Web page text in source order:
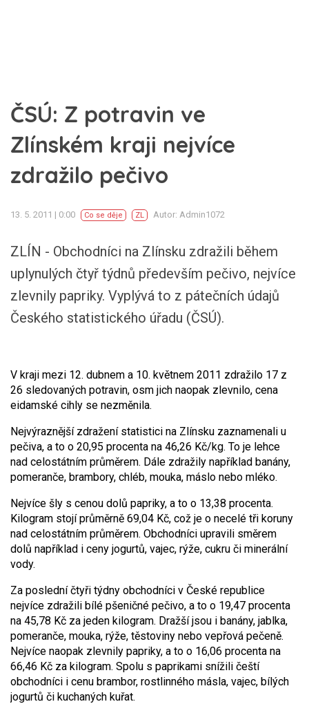
ČSÚ: Z potravin ve
Zlínském kraji nejvíce
zdražilo pečivo
13. 5. 2011 | 0:00 Co se děje ZL Autor: Admin1072
ZLÍN - Obchodníci na Zlínsku zdražili během
uplynulých čtyř týdnů především pečivo, nejvíce
zlevnily papriky. Vyplývá to z pátečních údajů
Českého statistického úřadu (ČSÚ).
V kraji mezi 12. dubnem a 10. květnem 2011 zdražilo 17 z
26 sledovaných potravin, osm jich naopak zlevnilo, cena
eidamské cihly se nezměnila.
Nejvýraznější zdražení statistici na Zlínsku zaznamenali u
pečiva, a to o 20,95 procenta na 46,26 Kč/kg. To je lehce
nad celostátním průměrem. Dále zdražily například banány,
pomeranče, brambory, chléb, mouka, máslo nebo mléko.
Nejvíce šly s cenou dolů papriky, a to o 13,38 procenta.
Kilogram stojí průměrně 69,04 Kč, což je o necelé tři koruny
nad celostátním průměrem. Obchodníci upravili směrem
dolů například i ceny jogurtů, vajec, rýže, cukru či minerální
vody.
Za poslední čtyři týdny obchodníci v České republice
nejvíce zdražili bílé pšeničné pečivo, a to o 19,47 procenta
na 45,78 Kč za jeden kilogram. Dražší jsou i banány, jablka,
pomeranče, mouka, rýže, těstoviny nebo vepřová pečeně.
Nejvíce naopak zlevnily papriky, a to o 16,06 procenta na
66,46 Kč za kilogram. Spolu s paprikami snížili čeští
obchodníci i cenu brambor, rostlinného másla, vajec, bílých
jogurtů či kuchaných kuřat.